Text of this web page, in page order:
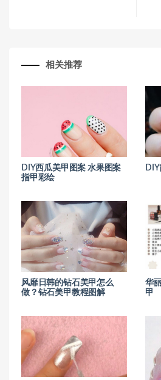
相关推荐
DIY西瓜美甲图案 水果图案
指甲彩绘
风靡日韩的钻石美甲怎么
做？钻石美甲教程图解
华
甲